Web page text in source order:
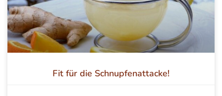
Fit für die Schnupfenattacke!